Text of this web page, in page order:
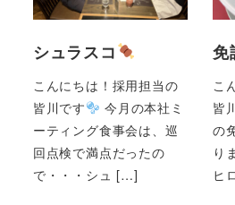
シュラスコ
こんにちは！採用担当の
皆川です
今月の本社ミ
ーティング食事会は、巡
回点検で満点だったの
で・・・シュ […]
免
こ
皆
の
り
ヒ